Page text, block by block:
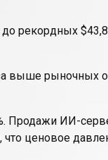
рекордных
выше рыночных
Продажи ИИ-
ценовое